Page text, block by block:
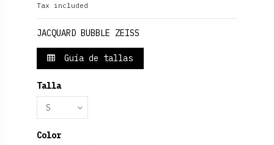
Tax included
JACQUARD BUBBLE ZEISS
Guía de tallas
Talla
Color